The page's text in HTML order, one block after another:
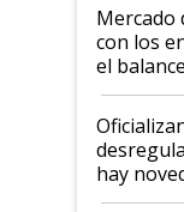
Mercado
con los
el
Posta
hay
la